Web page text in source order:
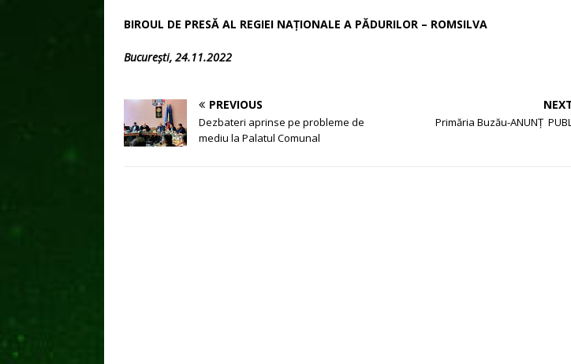
BIROUL DE PRESĂ AL REGIEI NAȚIONALE A PĂDURILOR – ROMSILVA
București, 24.11.2022
PREVIOUS
Dezbateri aprinse pe probleme de
mediu la Palatul Comunal
Primăria Buzău-ANUNŢ